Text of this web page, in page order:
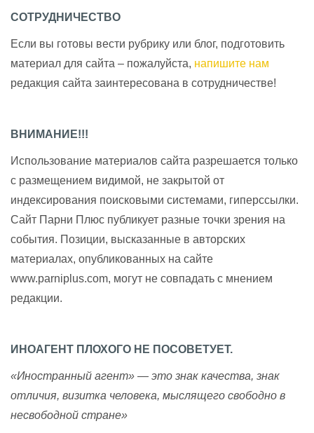
СОТРУДНИЧЕСТВО
Если вы готовы вести рубрику или блог, подготовить
материал для сайта – пожалуйста, напишите нам
редакция сайта заинтересована в сотрудничестве!
ВНИМАНИЕ!!!
Использование материалов сайта разрешается только
с размещением видимой, не закрытой от
индексирования поисковыми системами, гиперссылки.
Сайт Парни Плюс публикует разные точки зрения на
события. Позиции, высказанные в авторских
материалах, опубликованных на сайте
www.parniplus.com, могут не совпадать с мнением
редакции.
ИНОАГЕНТ ПЛОХОГО НЕ ПОСОВЕТУЕТ.
«Иностранный агент» — это знак качества, знак
отличия, визитка человека, мыслящего свободно в
несвободной стране»